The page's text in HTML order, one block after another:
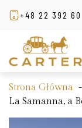
+48 22 392 60
Strona Główna
La Samanna, a